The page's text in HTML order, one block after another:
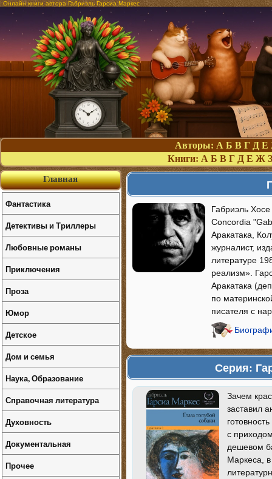
Онлайн книги автора Габриэль Гарсиа Маркес
Авторы: А Б В Г Д Е
Книги: А Б В Г Д Е Ж З
Габриэль
Concordia
Аракатака,
журналист,
литературе
реализм».
Аракатака
по
писателя с
Серия:
Зачем
заставил
с
дешевом
Маркеса,
Главная
Фантастика
Детективы и Триллеры
Любовные романы
Приключения
Проза
Юмор
Детское
Дом и семья
Наука, Образование
Справочная литература
Духовность
Документальная
Прочее